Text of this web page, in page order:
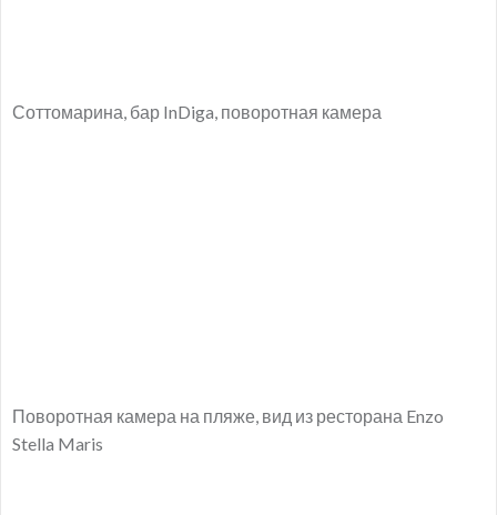
Соттомарина, бар InDiga, поворотная камера
Поворотная камера на пляже, вид из ресторана Enzo
Stella Maris